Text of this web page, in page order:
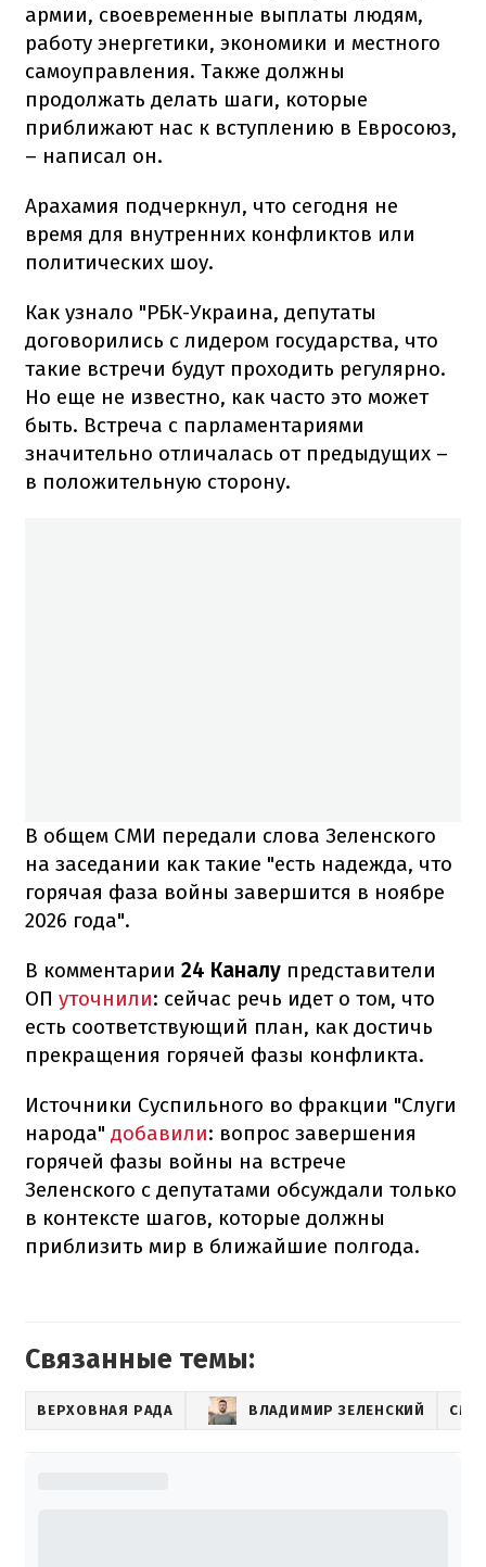
армии, своевременные выплаты людям,
работу энергетики, экономики и местного
самоуправления. Также должны
продолжать делать шаги, которые
приближают нас к вступлению в Евросоюз,
– написал он.
Арахамия подчеркнул, что сегодня не
время для внутренних конфликтов или
политических шоу.
Как узнало "РБК-Украина, депутаты
договорились с лидером государства, что
такие встречи будут проходить регулярно.
Но еще не известно, как часто это может
быть. Встреча с парламентариями
значительно отличалась от предыдущих –
в положительную сторону.
В общем СМИ передали слова Зеленского
на заседании как такие "есть надежда, что
горячая фаза войны завершится в ноябре
2026 года".
В комментарии 24 Каналу представители
ОП уточнили: сейчас речь идет о том, что
есть соответствующий план, как достичь
прекращения горячей фазы конфликта.
Источники Суспильного во фракции "Слуги
народа" добавили: вопрос завершения
горячей фазы войны на встрече
Зеленского с депутатами обсуждали только
в контексте шагов, которые должны
приблизить мир в ближайшие полгода.
Связанные темы:
ВЕРХОВНАЯ РАДА ВЛАДИМИР ЗЕЛЕНСКИЙ СМИ